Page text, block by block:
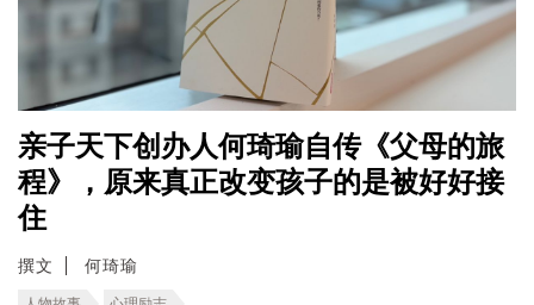
亲子天下创办人何琦瑜自传《父母的旅
程》，原来真正改变孩子的是被好好接
住
撰文 何琦瑜